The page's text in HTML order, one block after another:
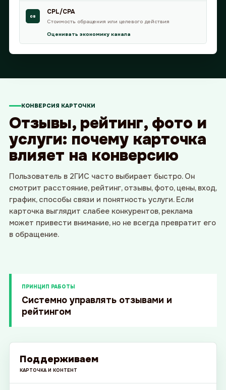
08
CPL/CPA
Стоимость обращения или целевого действия
Оценивать экономику канала
КОНВЕРСИЯ КАРТОЧКИ
Отзывы, рейтинг, фото и
услуги: почему карточка
влияет на конверсию
Пользователь в 2ГИС часто выбирает быстро. Он
смотрит расстояние, рейтинг, отзывы, фото, цены, вход,
график, способы связи и понятность услуги. Если
карточка выглядит слабее конкурентов, реклама
может привести внимание, но не всегда превратит его
в обращение.
ПРИНЦИП РАБОТЫ
Системно управлять отзывами и
рейтингом
Поддерживаем
КАРТОЧКА И КОНТЕНТ